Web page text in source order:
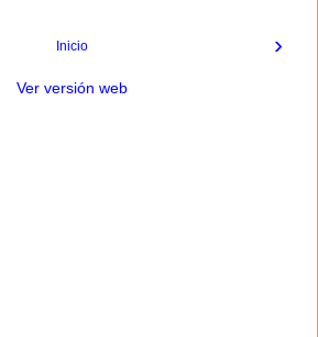
›
Inicio
Ver versión web